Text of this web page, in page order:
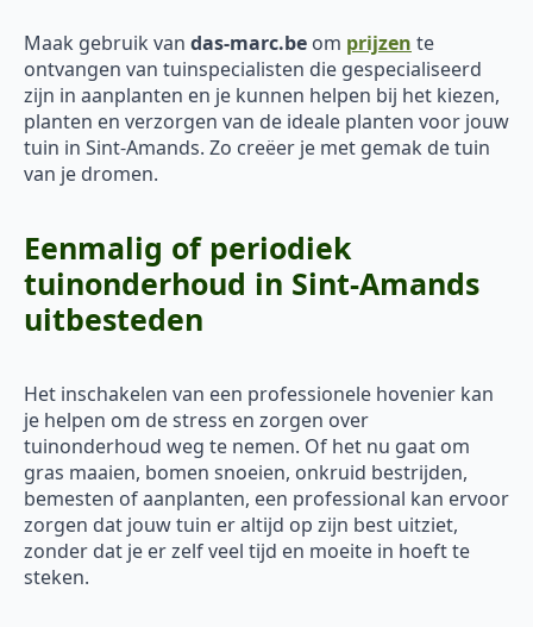
Maak gebruik van das-marc.be om prijzen te
ontvangen van tuinspecialisten die gespecialiseerd
zijn in aanplanten en je kunnen helpen bij het kiezen,
planten en verzorgen van de ideale planten voor jouw
tuin in Sint-Amands. Zo creëer je met gemak de tuin
van je dromen.
Eenmalig of periodiek
tuinonderhoud in Sint-Amands
uitbesteden
Het inschakelen van een professionele hovenier kan
je helpen om de stress en zorgen over
tuinonderhoud weg te nemen. Of het nu gaat om
gras maaien, bomen snoeien, onkruid bestrijden,
bemesten of aanplanten, een professional kan ervoor
zorgen dat jouw tuin er altijd op zijn best uitziet,
zonder dat je er zelf veel tijd en moeite in hoeft te
steken.